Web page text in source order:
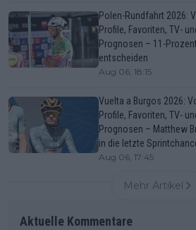
Polen-Rundfahrt 2026:
Profile, Favoriten, TV-
Prognosen – 11-
entscheiden
Aug 06, 18:15
Vuelta a Burgos 2026:
Profile, Favoriten, TV-
Prognosen – Matthew
in die letzte
Aug 06, 17:45
Mehr Artikel
Aktuelle Kommentare